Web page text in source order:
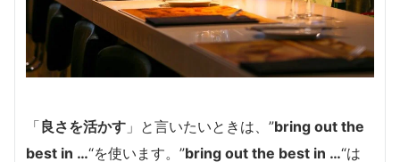
「良さを活かす 」と言いたいときは、”bring out the
best in …“を使います。”bring out the best in …“は